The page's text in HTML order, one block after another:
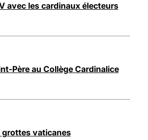
avec les cardinaux électeurs
Père au Collège Cardinalice
grottes vaticanes